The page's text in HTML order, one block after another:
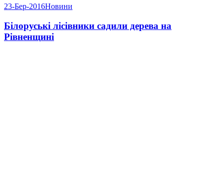
23-Бер-2016Новини
Білоруські лісівники садили дерева на
Рівненщині